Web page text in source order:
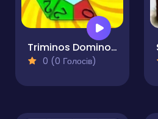
Triminos Dominoes Triangles
0 (0 Голосів)